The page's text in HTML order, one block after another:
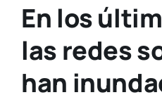
En los
las redes
han